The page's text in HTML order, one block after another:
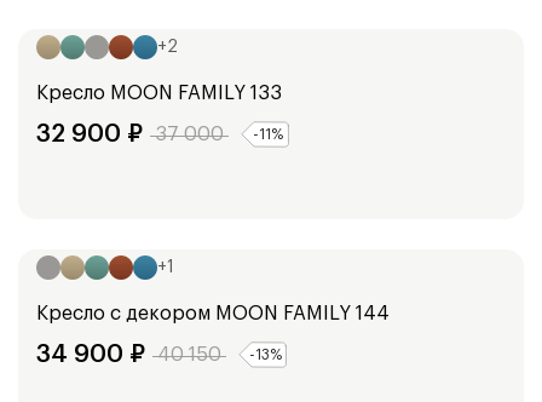
+2
Кресло MOON FAMILY 133
32 900 ₽ 37 000 -11 %
+1
Кресло с декором MOON FAMILY 144
34 900 ₽ 40 150 -13%